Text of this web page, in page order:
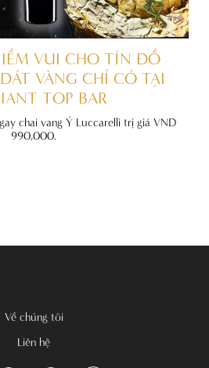
VUI CHO TÍN ĐỒ
DÁT VÀNG CHỈ CÓ TẠI
TOP BAR
ngay chai vang Ý Luccarelli trị giá VND
990,000.
Về chúng tôi
Liên hệ